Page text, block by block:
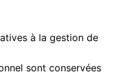
à la gestion de
sont conservées